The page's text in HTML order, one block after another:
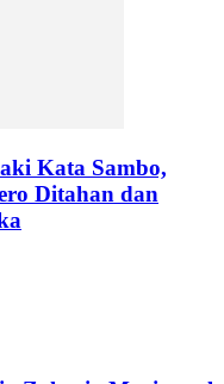
Kata Sambo,
Ditahan dan